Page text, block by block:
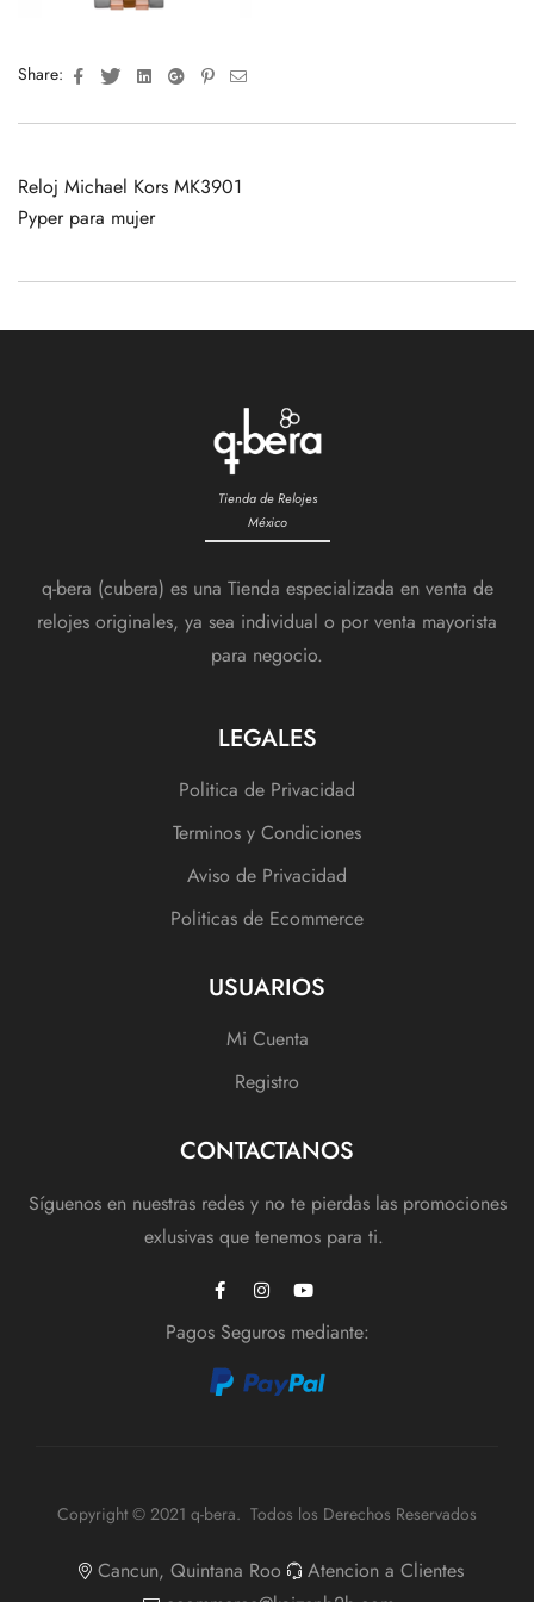
Share: FacebookTwitterLinkedinGoogle+Pinterest
Email
Reloj Michael Kors MK3901
Pyper para mujer
Tienda de Relojes
México
q-bera (cubera) es una Tienda especializada en venta de
relojes originales, ya sea individual o por venta mayorista
para negocio.
LEGALES
Politica de Privacidad
Terminos y Condiciones
Aviso de Privacidad
Politicas de Ecommerce
USUARIOS
Mi Cuenta
Registro
CONTACTANOS
Síguenos en nuestras redes y no te pierdas las promociones
exlusivas que tenemos para ti.
Pagos Seguros mediante:
Copyright © 2021 q-bera. Todos los Derechos Reservados
Cancun, Quintana Roo
Atencion a Clientes